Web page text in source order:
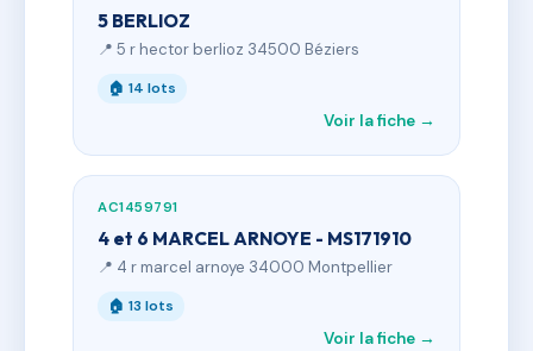
5 BERLIOZ
📍 5 r hector berlioz 34500 Béziers
🏠 14 lots
Voir la fiche →
AC1459791
4 et 6 MARCEL ARNOYE - MS171910
📍 4 r marcel arnoye 34000 Montpellier
🏠 13 lots
Voir la fiche →